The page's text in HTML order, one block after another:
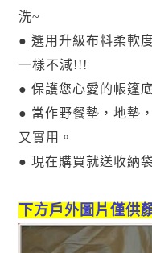
洗~
● 選用升級布料柔軟
一樣不減!!!
● 保護您心愛的帳篷
● 當作野餐墊，地墊
又實用。
● 現在購買就送收納
下方戶外圖片僅供